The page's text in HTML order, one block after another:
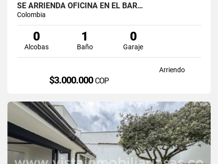
SE ARRIENDA OFICINA EN EL BAR…
Colombia
0
Alcobas
1
Baño
0
Garaje
Arriendo
$3.000.000 COP